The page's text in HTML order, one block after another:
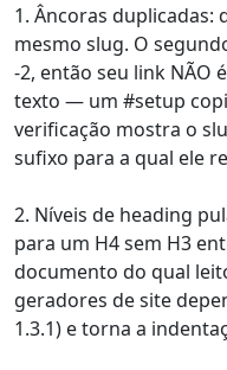
1. Âncoras duplicadas:
mesmo slug. O
-2, então seu link NÃO
texto — um #setup
verificação mostra o
sufixo para a qual ele
2. Níveis de heading
para um H4 sem H3
documento do qual
geradores de site
1.3.1) e torna a